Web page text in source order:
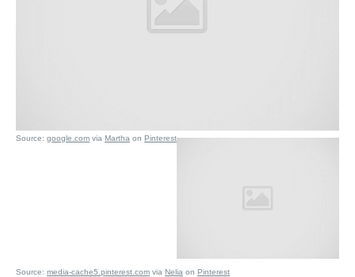
Source: google.com via Martha on Pinterest
Source: media-cache5.pinterest.com via Nelia on Pinterest